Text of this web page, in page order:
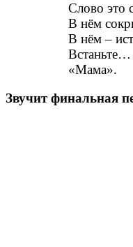
Слово это
В нём сокрыто
В нём – исток
Встаньте… Я
«Мама».
Звучит финальная